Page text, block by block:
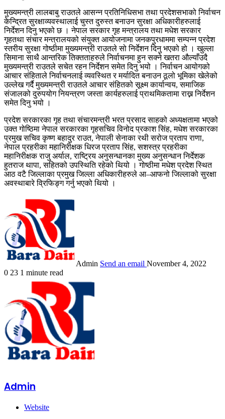
मुख्यमन्त्री लालबाबु राउतले आसन्न प्रतिनिधिसभा तथा प्रदेशसभाको निर्वाचन
केन्द्रित सुरक्षाव्यवस्थालाई चुस्त दुरुस्त बनाउन सुरक्षा अधिकारीहरुलाई
निर्देशन दिनु भएको छ । नेपाल सरकार गृह मन्त्रालय तथा मधेश सरकार
गृहतथा संचार मन्त्रालयको संयुक्त आयोजनामा जनकपुरधाममा सम्पन्न प्रदेश
स्तरीय सुरक्षा गोष्ठीमा मुख्यमन्त्री राउतले सो निर्देशन दिनु भएको हो । खुल्ला
सिमाना साथै आन्तरिक तिक्तताहरुले निर्वाचनमा हुन सक्ने खतरा औल्याँउदै
मुख्यमन्त्री राउतले सचेत रहन निर्देशन समेत दिनु भयो । निर्वाचन आयोगको
आचार संहिताले निर्वाचनलाई व्यवस्थित र मर्यादित बनाउन ठूलो भूमिका खेलेको
उल्लेख गर्दै मुख्यमन्त्री राउतले आचार संहितको सूक्ष्म कार्यान्वय, समाजिक
संजालको दुरुपयोग नियन्त्रण जस्ता कार्यहरुलाई प्राथमिकतामा राख्न निर्देशन
समेत दिनु भयो ।
प्रदेश सरकारका गृह तथा संचारमन्त्री भरत प्रसाद साहको अध्यक्षतामा भएको
उक्त गोष्ठिमा नेपाल सरकारका गृहसचिव विनोद प्रकाश सिंह, मधेश सरकारका
प्रमुख सचिव कृष्ण बहादुर राउत, नेपाली सेनाका रथी सरोज प्रताप राणा,
नेपाल प्रहरीका महानिरीक्षक धिरज प्रताप सिंह, सशस्त्र प्रहरीका
महानिरीक्षक राजु अर्याल, राष्ट्रिय अनुसन्धानका मुख्य अनुसन्धान निर्देशक
हुतराज थापा, सहितको उपस्थिति रहेको थियो । गोष्ठीमा मधेश प्रदेश स्थित
आठ वटै जिल्लाका प्रमुख जिल्ला अधिकारीहरुले आ–आफनो जिल्लाको सुरक्षा
अवस्थाबारे व्रिफिङ्ग गर्नु भएको थियो ।
Admin Send an email November 4, 2022
0 23 1 minute read
Admin
Website